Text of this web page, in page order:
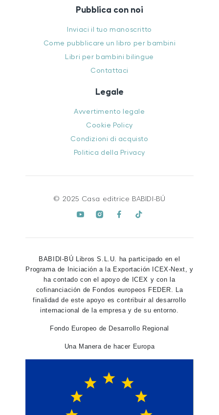
Pubblica con noi
Inviaci il tuo manoscritto
Come pubblicare un libro per bambini
Libri per bambini bilingue
Contattaci
Legale
Avvertimento legale
Cookie Policy
Condizioni di acquisto
Politica della Privacy
© 2025 Casa editrice BABIDI-BÚ
BABIDI-BÚ Libros S.L.U. ha participado en el
Programa de Iniciación a la Exportación ICEX-Next, y
ha contado con el apoyo de ICEX y con la
cofinanciación de Fondos europeos FEDER. La
finalidad de este apoyo es contribuir al desarrollo
internacional de la empresa y de su entorno.
Fondo Europeo de Desarrollo Regional
Una Manera de hacer Europa